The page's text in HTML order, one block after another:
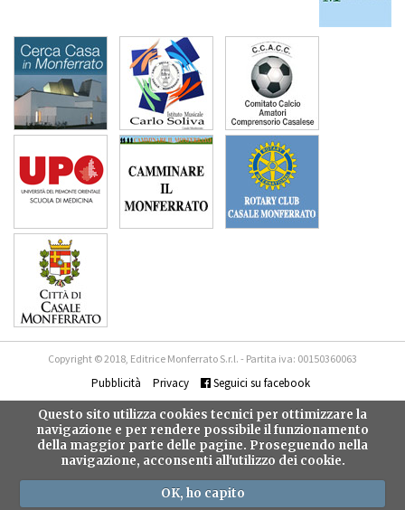
Copyright © 2018, Editrice Monferrato S.r.l. - Partita iva: 00150360063
Pubblicità Privacy Seguici su facebook
Questo sito utilizza cookies tecnici per ottimizzare la
navigazione e per rendere possibile il funzionamento
della maggior parte delle pagine. Proseguendo nella
navigazione, acconsenti all'utilizzo dei cookie.
OK, ho capito